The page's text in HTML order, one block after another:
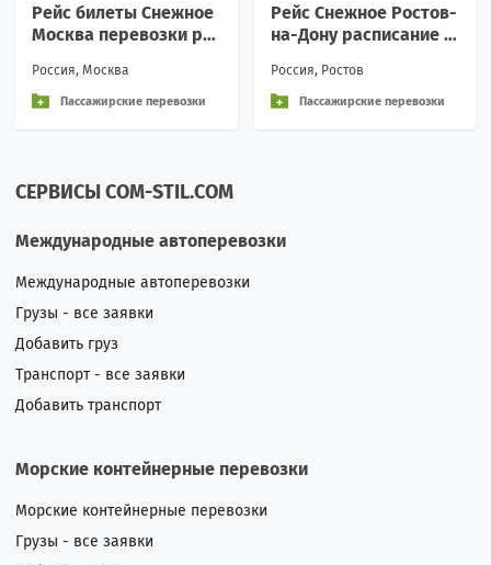
Рейс билеты Снежное
Москва перевозки ра
Россия, Москва
Пассажирские перевозки
Рейс Снежное Ростов-
на-Дону расписание п
ие аренда
Россия, Ростов
Пассажирские перевозки
СЕРВИСЫ COM-STIL.COM
Международные автоперевозки
Международные автоперевозки
Грузы - все заявки
Добавить груз
Транспорт - все заявки
Добавить транспорт
Морские контейнерные перевозки
Морские контейнерные перевозки
Грузы - все заявки